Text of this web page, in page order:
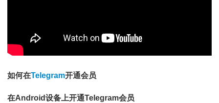
如何在Telegram开通会员
在Android设备上开通Telegram会员